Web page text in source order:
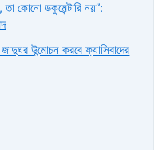
তা কোনো ডকুমেন্টারি নয়”:
উন্মোচন করবে ফ্যাসিবাদের